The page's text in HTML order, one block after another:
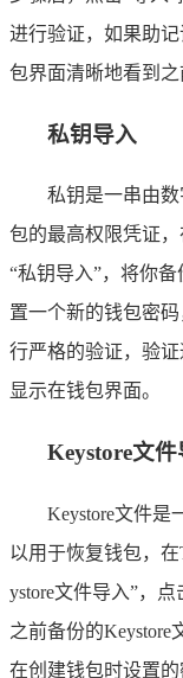
进行验证，如果助
包界面清晰地看到之
私钥导入
私钥是一串由
包的最高权限凭证
“私钥导入”，将你
置一个新的钱包密
行严格的验证，验
显示在钱包界面。
Keystore文件
Keystore文件是
以用于恢复钱包，
ystore文件导入”，
之前备份的Keystore
在创建钱包时设置